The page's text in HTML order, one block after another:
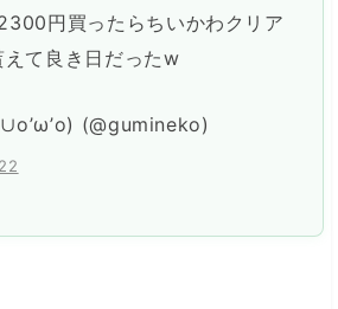
円買ったらちいかわクリア
えて良き日だったw
(@gumineko)